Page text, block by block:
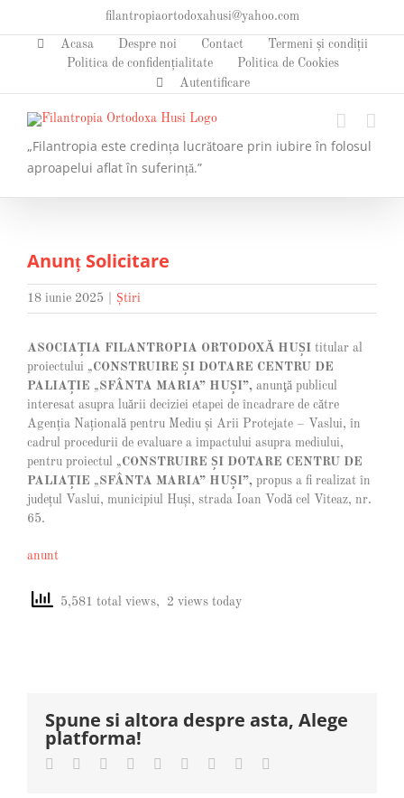
content
filantropiaortodoxahusi@yahoo.com
Acasa Despre noi Contact
Termeni și condiții
Politica de confidențialitate
Politica de Cookies
Autentificare
„Filantropia este credința lucrătoare prin iubire în folosul
aproapelui aflat în suferință.”
Anunț Solicitare
18 iunie 2025 Știri
ASOCIAȚIA FILANTROPIA ORTODOXĂ HUȘI titular al
proiectului „CONSTRUIRE ȘI DOTARE CENTRU DE
PALIAȚIE „SFÂNTA MARIA” HUȘI”, anunţă publicul
interesat asupra luării deciziei etapei de încadrare de către
Agenția Națională pentru Mediu și Arii Protejate – Vaslui, în
cadrul procedurii de evaluare a impactului asupra mediului,
pentru proiectul „CONSTRUIRE ȘI DOTARE CENTRU DE
PALIAȚIE „SFÂNTA MARIA” HUȘI”, propus a fi realizat în
județul Vaslui, municipiul Huși, strada Ioan Vodă cel Viteaz, nr.
65.
anunt
5,581 total views, 2 views today
Spune si altora despre asta, Alege
platforma!
Facebook
TwitterLinkedIn
Reddit Whatsapp
TumblrPinterest